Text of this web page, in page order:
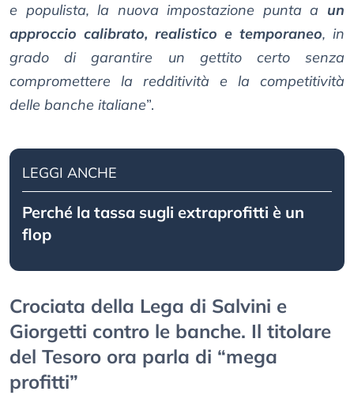
e populista, la nuova impostazione punta a un
approccio calibrato, realistico e temporaneo, in
grado di garantire un gettito certo senza
compromettere la redditività e la competitività
delle banche italiane”.
LEGGI ANCHE
Perché la tassa sugli extraprofitti è un
flop
Crociata della Lega di Salvini e
Giorgetti contro le banche. Il titolare
del Tesoro ora parla di “mega
profitti”